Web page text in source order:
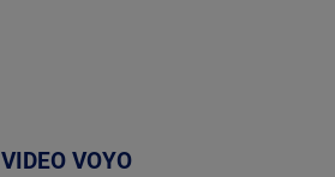
VIDEO VOYO